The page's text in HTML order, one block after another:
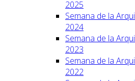
2025
Semana de la
2024
Semana de la
2023
Semana de la
2022